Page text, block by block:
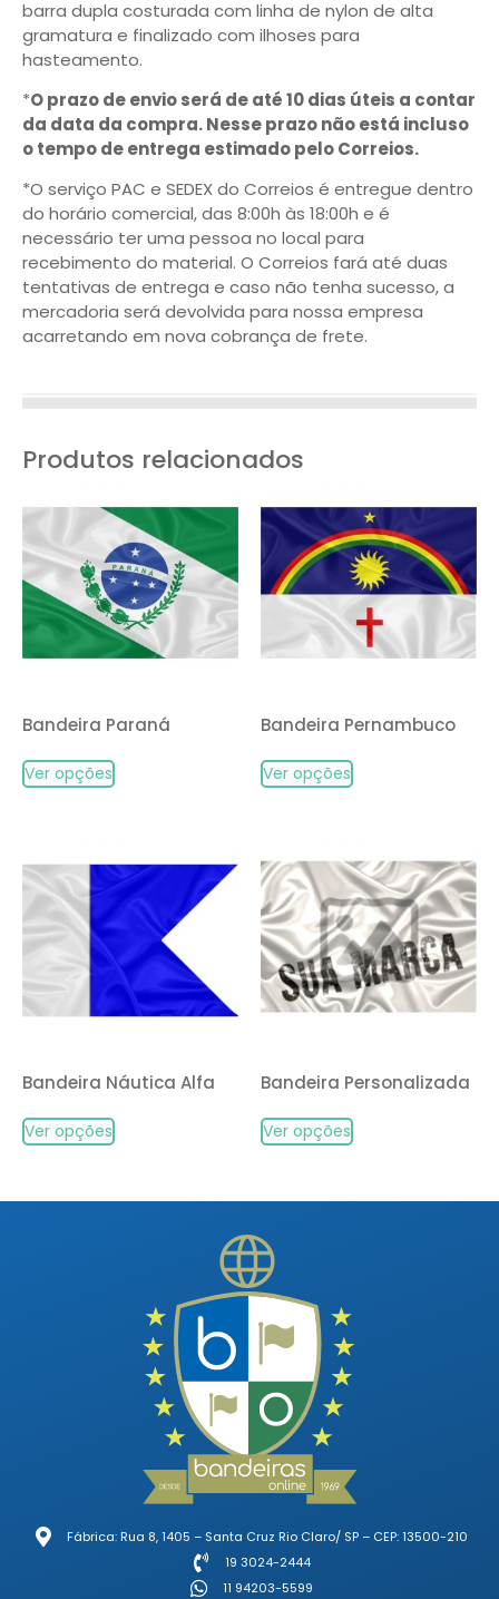
barra dupla costurada com linha de nylon de alta
gramatura e finalizado com ilhoses para
hasteamento.
*O prazo de envio será de até 10 dias úteis a contar
da data da compra. Nesse prazo não está incluso
o tempo de entrega estimado pelo Correios.
*O serviço PAC e SEDEX do Correios é entregue dentro
do horário comercial, das 8:00h às 18:00h e é
necessário ter uma pessoa no local para
recebimento do material. O Correios fará até duas
tentativas de entrega e caso não tenha sucesso, a
mercadoria será devolvida para nossa empresa
acarretando em nova cobrança de frete.
Produtos relacionados
Bandeira Paraná
Ver opções
Bandeira Pernambuco
Ver opções
Bandeira Náutica Alfa
Ver opções
Bandeira Personalizada
Ver opções
Fábrica: Rua 8, 1405 – Santa Cruz Rio Claro/ SP – CEP: 13500-210
19 3024-2444
11 94203-5599